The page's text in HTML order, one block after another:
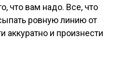
что вам надо. Все, что
ровную линию от
аккуратно и произнести